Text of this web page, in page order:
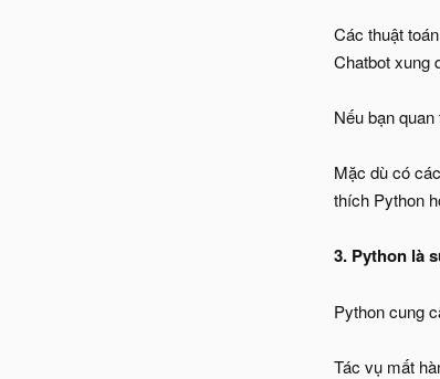
Các thuật
Chatbot xung
Nếu bạn
Mặc dù có
thích Python
3. Python là
Python cung
Tác vụ mất